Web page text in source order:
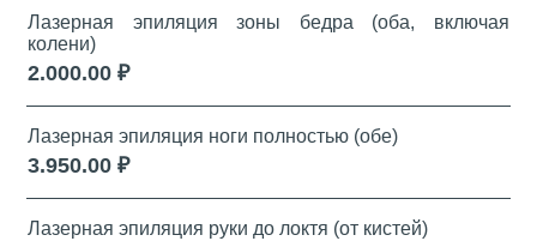
Лазерная эпиляция зоны бедра (оба, включая
колени)
2.000.00 ₽
Лазерная эпиляция ноги полностью (обе)
3.950.00 ₽
Лазерная эпиляция руки до локтя (от кистей)